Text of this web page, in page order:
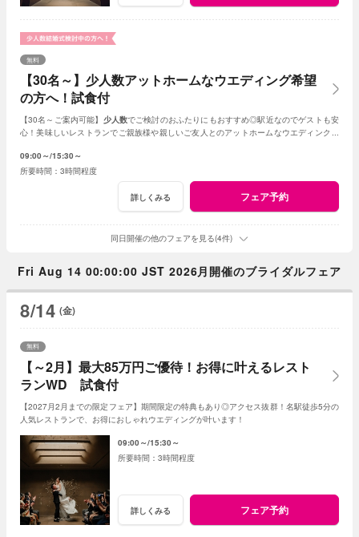
【30名～】少人数アットホームなウエディング希望
の方へ！試食付
無料
【30名～ご案内可能】 少人数でご検討のおふたりにもおすすめ◎駅近なのでゲストも安
心！美味しいレストランでご親族様や親しいご友人とのアットホームなウエディングが
09:00～ 15:30～
3時間程度
詳しくみる フェア予約
同日開催の他のフェアを見る(4件)
Fri Aug 14 00:00:00 JST 2026月開催のブライダルフェア
8/14 (金)
【～2月】最大85万円ご優待！お得に叶えるレスト
ランWD 試食付
無料
【2027月2月までの限定フェア】期間限定の特典もあり◎アクセス抜群！名駅徒歩5分の
人気レストランで、お得におしゃれウエディングが叶います！
09:00～ 15:30～
3時間程度
詳しくみる フェア予約